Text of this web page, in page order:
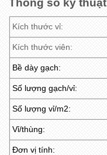
Thông số kỹ
Kích thước vỉ:
Kích thước viên:
Bề dày gạch:
Số lượng gạch/vỉ:
Số lượng vỉ/m2:
Vỉ/thùng:
Đơn vị tính: